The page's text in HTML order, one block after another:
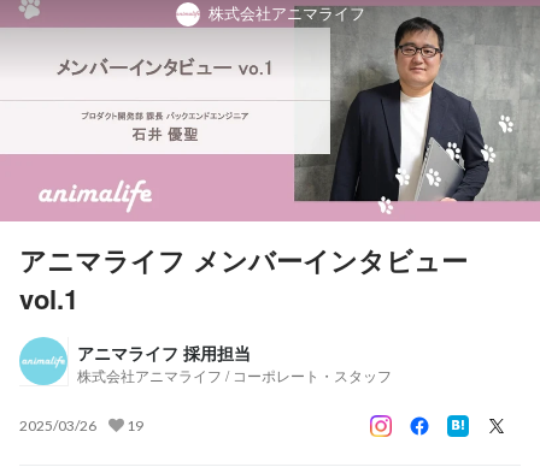
株式会社アニマライフ
アニマライフ メンバーインタビュー
vol.1
アニマライフ 採用担当
株式会社アニマライフ / コーポレート・スタッフ
2025/03/26 19